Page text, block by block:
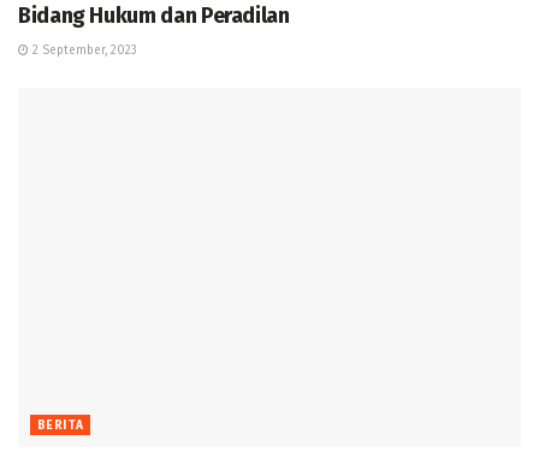
Bidang Hukum dan Peradilan
2 September, 2023
BERITA